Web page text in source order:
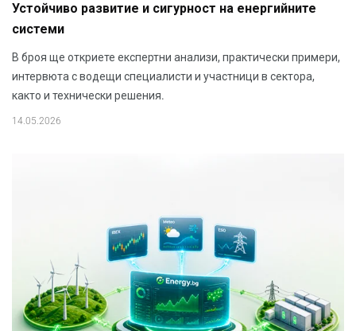
Устойчиво развитие и сигурност на енергийните
системи
В броя ще откриете експертни анализи, практически примери,
интервюта с водещи специалисти и участници в сектора,
както и технически решения.
14.05.2026